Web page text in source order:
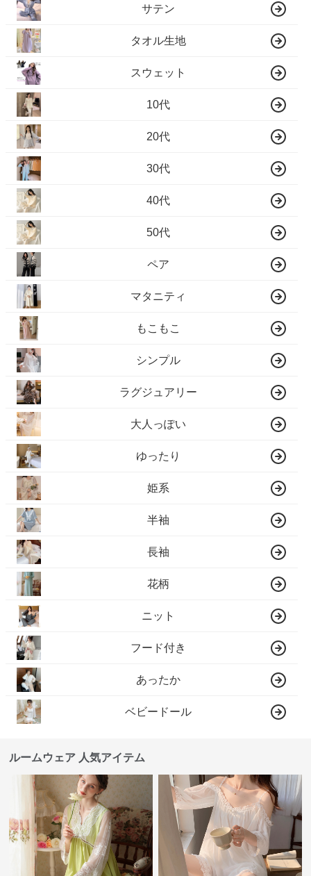
サテン
タオル生地
スウェット
10代
20代
30代
40代
50代
ペア
マタニティ
もこもこ
シンプル
ラグジュアリー
大人っぽい
ゆったり
姫系
半袖
長袖
花柄
ニット
フード付き
あったか
ベビードール
ルームウェア 人気アイテム